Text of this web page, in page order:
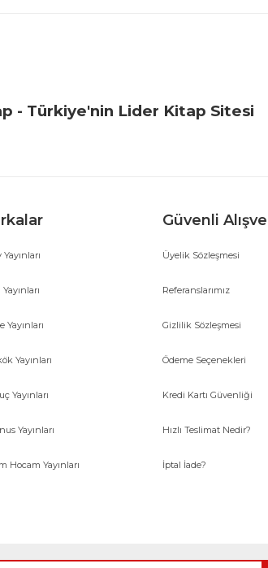
Yorum Yaz
- Türkiye'nin Lider Kitap Sitesi
Yayınları
Yayınları
Yayınları
Yayınları
Yayınları
Hocam Yayınları
Güvenli
Üyelik Sözleşmesi
Referanslarımız
Gizlilik Sözleşmesi
Ödeme Seçenekleri
Kredi Kartı Güvenliği
Hızlı Teslimat Nedir?
İptal İade?